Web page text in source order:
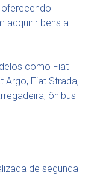
adquirir bens a
como Fiat
Argo, Fiat Strada,
ônibus
de segunda